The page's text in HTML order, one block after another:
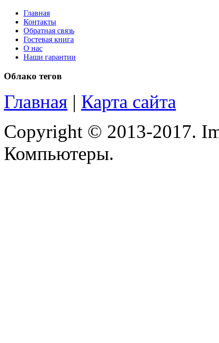
Главная
Контакты
Обратная связь
Гостевая книга
О нас
Наши гарантии
Облако тегов
Главная | Карта сайта
Copyright © 2013-2017.
Компьютеры.